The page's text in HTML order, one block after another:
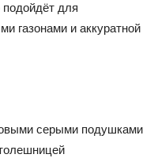
для
газонами и аккуратной
серыми подушками